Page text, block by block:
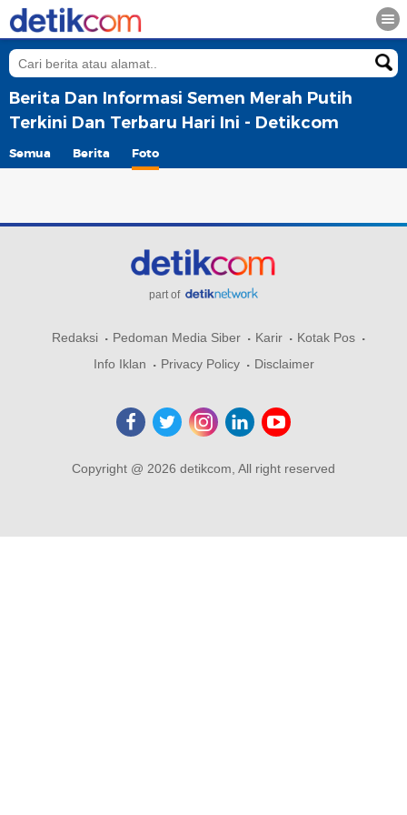
Berita Dan Informasi Semen Merah Putih
Terkini Dan Terbaru Hari Ini - Detikcom
Semua Berita Foto
part of
Redaksi Pedoman Media Siber Karir
Kotak Pos
Info Iklan
Privacy Policy Disclaimer
Copyright @ 2026 detikcom, All right reserved